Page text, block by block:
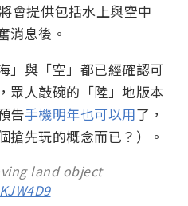
會提供包括水上與空中
消息後。
」與「空」都已經確認可
眾人敲碗的「陸」地版本
告手機明年也可以用了，
搶先玩的概念而已？）。
land object